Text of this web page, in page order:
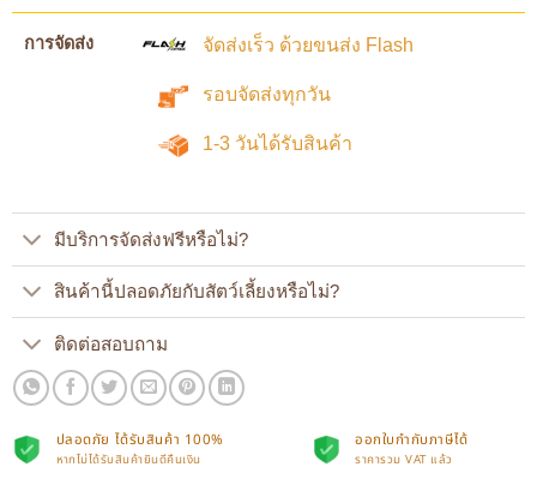
การจัดส่ง จัดส่งเร็ว ด้วยขนส่ง Flash
รอบจัดส่งทุกวัน
1-3 วันได้รับสินค้า
มีบริการจัดส่งฟรีหรือไม่?
สินค้านี้ปลอดภัยกับสัตว์เลี้ยงหรือไม่?
ติดต่อสอบถาม
ปลอดภัย ได้รับสินค้า 100%
หากไม่ได้รับสินค้ายินดีคืนเงิน
ออกใบกำกับภาษีได้
ราคารวม VAT แล้ว